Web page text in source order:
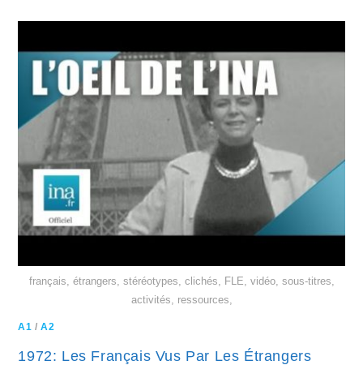
français, étrangers, stéréotypes, clichés, FLE, vidéo, sous-titres,
activités, ressources,
A1 /A2
1972: Les Français Vus Par Les Étrangers